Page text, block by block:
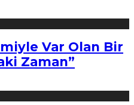
Var Olan Bir
Zaman”